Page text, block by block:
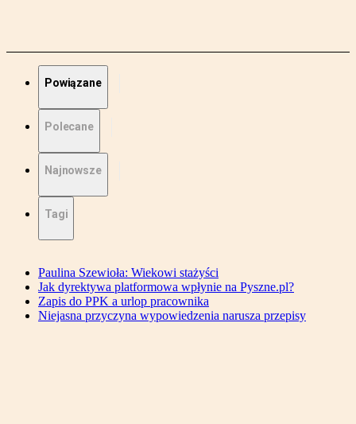
Powiązane
Polecane
Najnowsze
Tagi
Paulina Szewioła: Wiekowi stażyści
Jak dyrektywa platformowa wpłynie na Pyszne.pl?
Zapis do PPK a urlop pracownika
Niejasna przyczyna wypowiedzenia narusza przepisy